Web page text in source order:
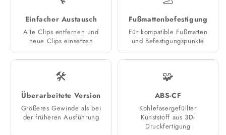
Einfacher Austausch
Alte Clips entfernen und
neue Clips einsetzen
Fußmattenbefestigung
Für kompatible Fußmatten
und Befestigungspunkte
🛠️
Überarbeitete Version
Größeres Gewinde als bei
der früheren Ausführung
🧩
ABS-CF
Kohlefasergefüllter
Kunststoff aus 3D-
Druckfertigung